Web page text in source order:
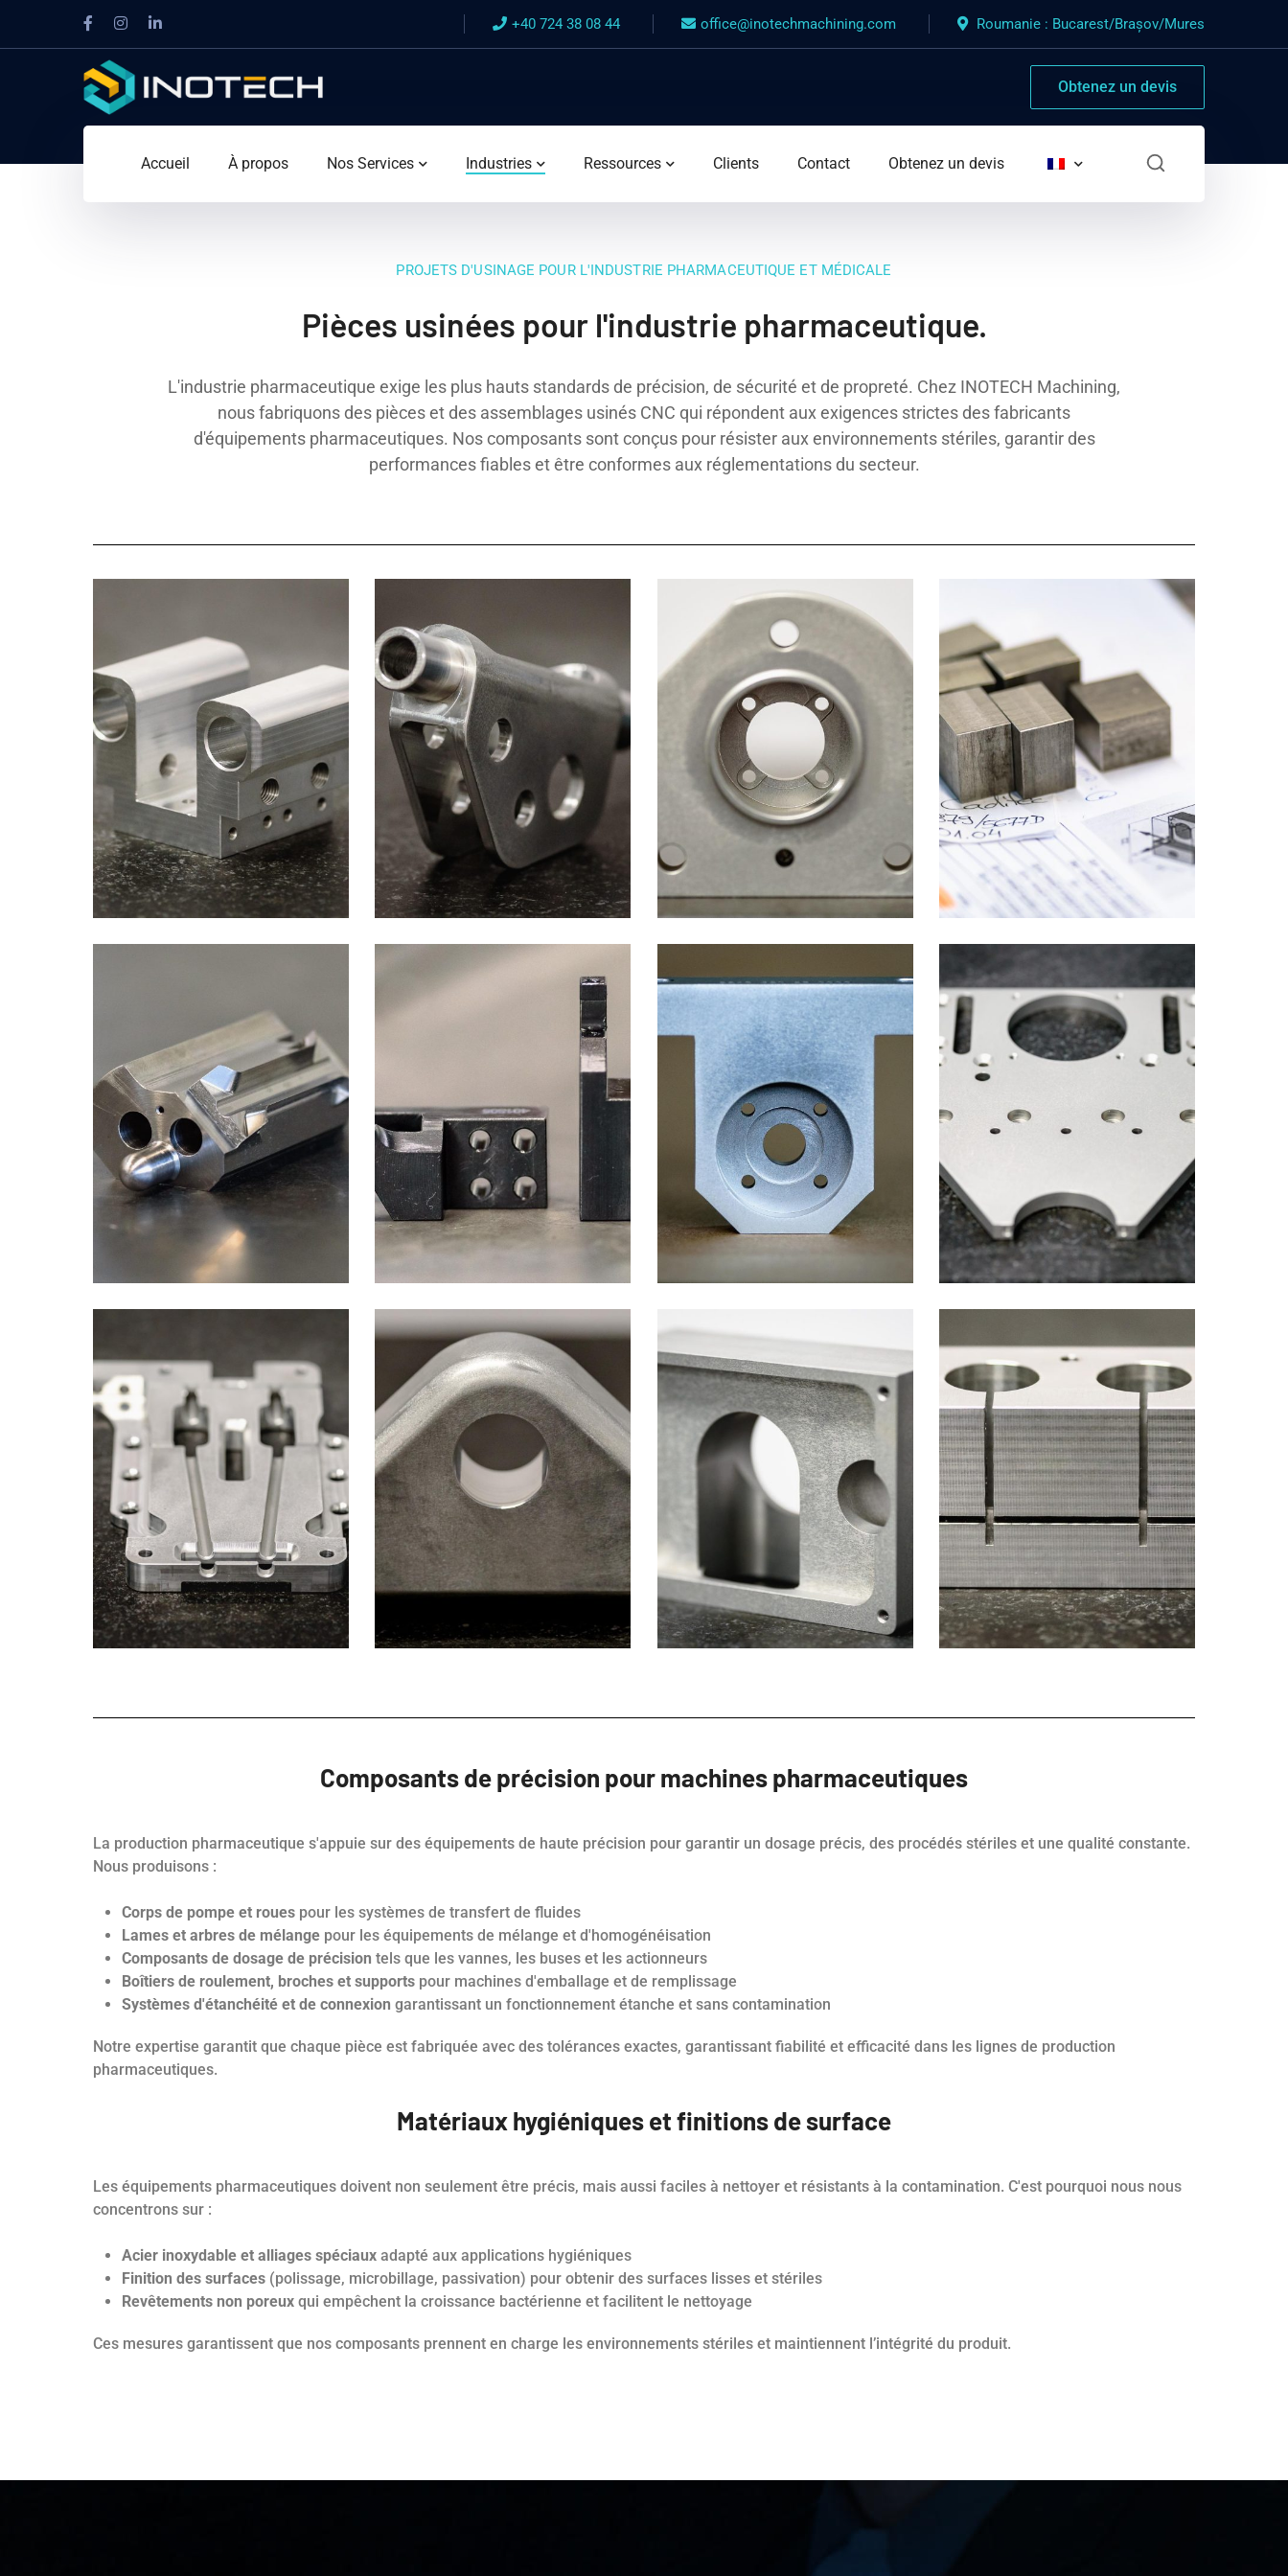
+40 724 38 08 44 office@inotechmachining.com Roumanie : Bucarest/Brașov/Mures
Obtenez un devis
Accueil À propos Nos Services Industries Ressources Clients Contact Obtenez un devis
PROJETS D'USINAGE POUR L'INDUSTRIE PHARMACEUTIQUE ET MÉDICALE
Pièces usinées pour l'industrie pharmaceutique.
L'industrie pharmaceutique exige les plus hauts standards de précision, de sécurité et de propreté. Chez INOTECH Machining,
nous fabriquons des pièces et des assemblages usinés CNC qui répondent aux exigences strictes des fabricants
d'équipements pharmaceutiques. Nos composants sont conçus pour résister aux environnements stériles, garantir des
performances fiables et être conformes aux réglementations du secteur.
Composants de précision pour machines pharmaceutiques
La production pharmaceutique s'appuie sur des équipements de haute précision pour garantir un dosage précis, des procédés stériles et une qualité constante.
Nous produisons :
Corps de pompe et roues pour les systèmes de transfert de fluides
Lames et arbres de mélange pour les équipements de mélange et d'homogénéisation
Composants de dosage de précision tels que les vannes, les buses et les actionneurs
Boîtiers de roulement, broches et supports pour machines d'emballage et de remplissage
Systèmes d'étanchéité et de connexion garantissant un fonctionnement étanche et sans contamination
Notre expertise garantit que chaque pièce est fabriquée avec des tolérances exactes, garantissant fiabilité et efficacité dans les lignes de production
pharmaceutiques.
Matériaux hygiéniques et finitions de surface
Les équipements pharmaceutiques doivent non seulement être précis, mais aussi faciles à nettoyer et résistants à la contamination. C'est pourquoi nous nous
concentrons sur :
Acier inoxydable et alliages spéciaux adapté aux applications hygiéniques
Finition des surfaces (polissage, microbillage, passivation) pour obtenir des surfaces lisses et stériles
Revêtements non poreux qui empêchent la croissance bactérienne et facilitent le nettoyage
Ces mesures garantissent que nos composants prennent en charge les environnements stériles et maintiennent l’intégrité du produit.